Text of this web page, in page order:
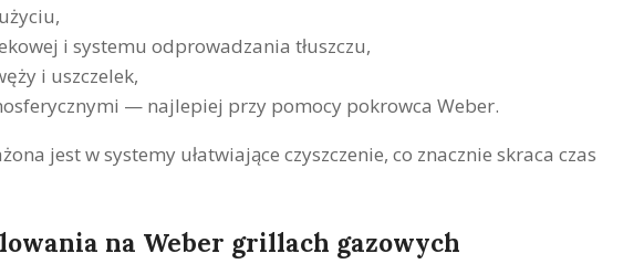
i systemu odprowadzania tłuszczu,
i uszczelek,
— najlepiej przy pomocy pokrowca Weber.
jest w systemy ułatwiające czyszczenie, co znacznie skraca czas
na Weber grillach gazowych